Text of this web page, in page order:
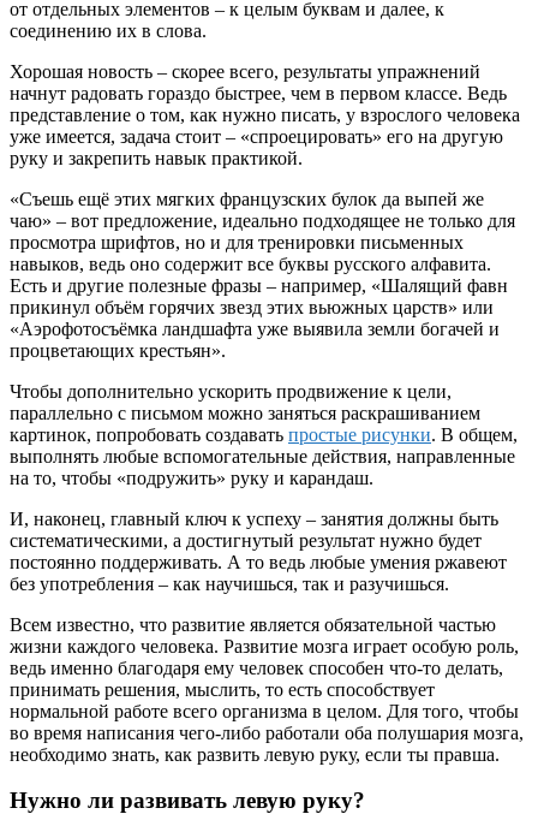
от отдельных элементов – к целым буквам и далее, к
соединению их в слова.
Хорошая новость – скорее всего, результаты упражнений
начнут радовать гораздо быстрее, чем в первом классе. Ведь
представление о том, как нужно писать, у взрослого человека
уже имеется, задача стоит – «спроецировать» его на другую
руку и закрепить навык практикой.
«Съешь ещё этих мягких французских булок да выпей же
чаю» – вот предложение, идеально подходящее не только для
просмотра шрифтов, но и для тренировки письменных
навыков, ведь оно содержит все буквы русского алфавита.
Есть и другие полезные фразы – например, «Шалящий фавн
прикинул объём горячих звезд этих вьюжных царств» или
«Аэрофотосъёмка ландшафта уже выявила земли богачей и
процветающих крестьян».
Чтобы дополнительно ускорить продвижение к цели,
параллельно с письмом можно заняться раскрашиванием
картинок, попробовать создавать простые рисунки. В общем,
выполнять любые вспомогательные действия, направленные
на то, чтобы «подружить» руку и карандаш.
И, наконец, главный ключ к успеху – занятия должны быть
систематическими, а достигнутый результат нужно будет
постоянно поддерживать. А то ведь любые умения ржавеют
без употребления – как научишься, так и разучишься.
Всем известно, что развитие является обязательной частью
жизни каждого человека. Развитие мозга играет особую роль,
ведь именно благодаря ему человек способен что-то делать,
принимать решения, мыслить, то есть способствует
нормальной работе всего организма в целом. Для того, чтобы
во время написания чего-либо работали оба полушария мозга,
необходимо знать, как развить левую руку, если ты правша.
Нужно ли развивать левую руку?